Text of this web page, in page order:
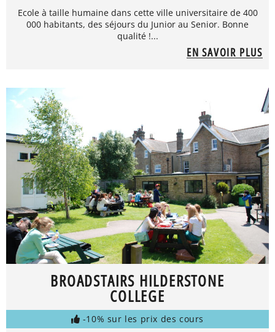
Ecole à taille humaine dans cette ville universitaire de 400
000 habitants, des séjours du Junior au Senior. Bonne
qualité !...
EN SAVOIR PLUS
BROADSTAIRS HILDERSTONE
COLLEGE
-10% sur les prix des cours